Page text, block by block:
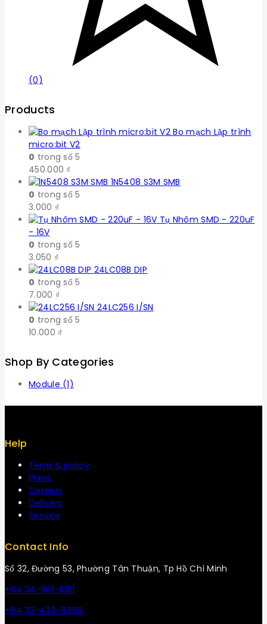
(0)
Products
Bo mạch Lập trình
micro:bit V2
0 trong số 5
450.000 ₫
1N5408 S3M SMB
0 trong số 5
3.000 ₫
Tụ Nhôm SMD - 220uF
- 16V
0 trong số 5
3.050 ₫
24LC08B DIP
0 trong số 5
7.000 ₫
24LC256 I/SN
0 trong số 5
10.000 ₫
Shop By Categories
Module (1)
Help
Term & policy
Press
Careers
Delivery
Service
Contact Info
Số 32, Đường 53, Phường Tân Thuận, Tp Hồ Chí Minh
+84 34-661-1851
+84 33-430-8669